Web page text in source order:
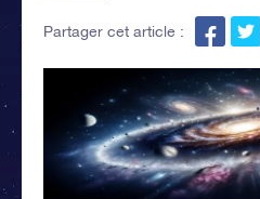
Partager cet article :